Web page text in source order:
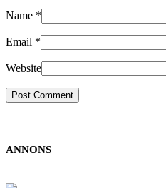
Name *
Email *
Website
ANNONS